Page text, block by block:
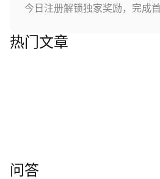
今日注册解锁独家奖励，完成
热门文章
问答